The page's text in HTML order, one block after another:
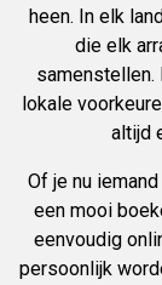
heen. In elk
die elk
samenstellen.
lokale
altijd
Of je nu
een mooi
eenvoudig
persoonlijk